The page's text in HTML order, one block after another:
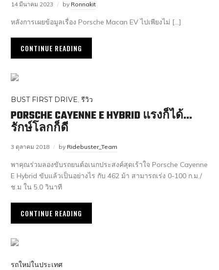
14 มีนาคม 2023 by Ronnakit
หลังการเผยข้อมูลเรื่อง Porsche Macan EV ไปเพียงไม่ […]
CONTINUE READING
BUST FIRST DRIVE,รีวิว
PORSCHE CAYENNE E HYBRID แรงก็ได้…
รักษ์โลกก็ดี
3 ตุลาคม 2018 by Ridebuster_Team
พาคุณร่วมลองขับรถยนต์อเนกประสงค์สุดเร้าใจ Porsche Cayenne
E Hybrid ขับแล้วเป็นอย่างไร กับ 462 ม้า สามารถเร่ง 0-100 ก.ม./
ช.ม ใน 5.0 วินาที
CONTINUE READING
รถใหม่ในประเทศ